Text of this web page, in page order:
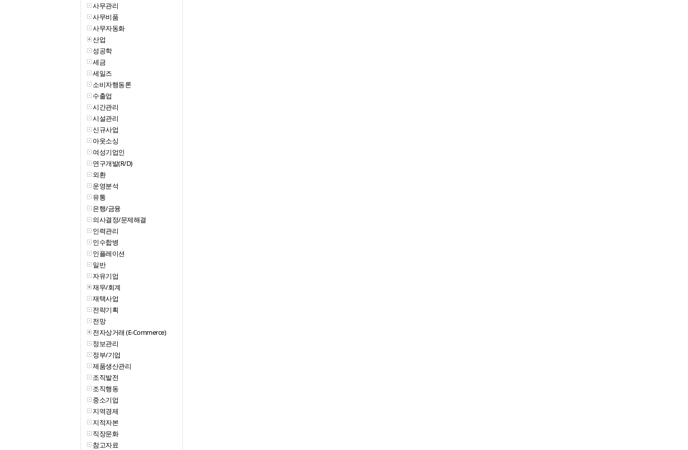
사무관리
사무비품
사무자동화
산업
성공학
세금
세일즈
소비자행동론
수출업
시간관리
시설관리
신규사업
아웃소싱
여성기업인
연구개발(R/D)
외환
운영분석
유통
은행/금융
의사결정/문제해결
인력관리
인수합병
인플레이션
일반
자유기업
재무/회계
재택사업
전략기획
전망
전자상거래 (E-Commerce)
정보관리
정부/기업
제품생산관리
조직발전
조직행동
중소기업
지역경제
지적자본
직장문화
참고자료